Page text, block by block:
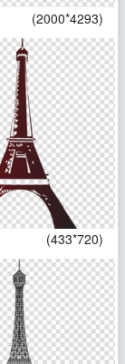
(2000*4293)
(433*720)